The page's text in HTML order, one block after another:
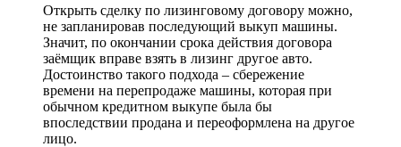
Открыть сделку по лизинговому договору можно,
не запланировав последующий выкуп машины.
Значит, по окончании срока действия договора
заёмщик вправе взять в лизинг другое авто.
Достоинство такого подхода – сбережение
времени на перепродаже машины, которая при
обычном кредитном выкупе была бы
впоследствии продана и переоформлена на другое
лицо.